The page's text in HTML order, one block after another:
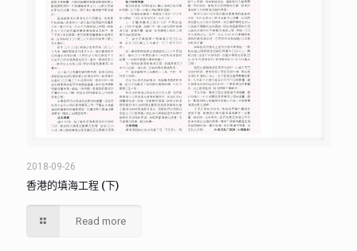
2018-09-26
香港的填海工程 (下)
Read more